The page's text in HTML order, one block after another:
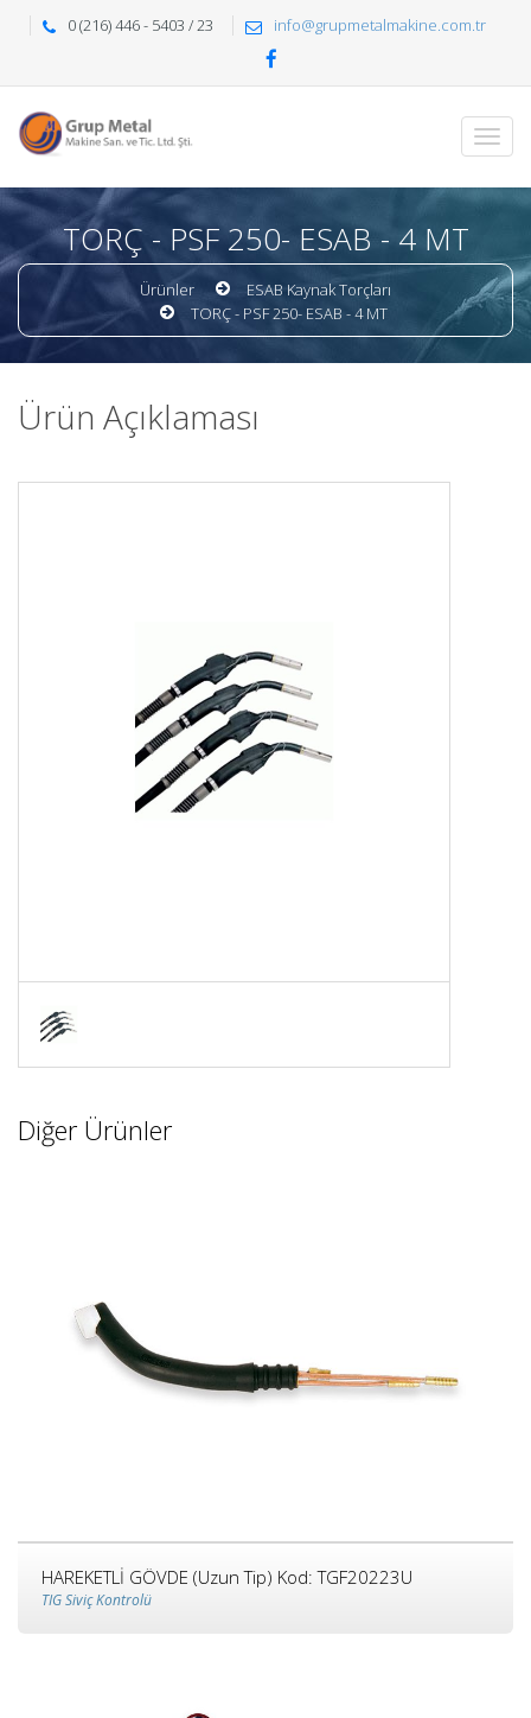
0 (216) 446 - 5403 / 23 info@grupmetalmakine.com.tr
TORÇ - PSF 250- ESAB - 4 MT
Ürünler
ESAB Kaynak Torçları
TORÇ - PSF 250- ESAB - 4 MT
Ürün Açıklaması
Diğer Ürünler
HAREKETLİ GÖVDE (Uzun Tip) Kod: TGF20223U
TIG Siviç Kontrolü